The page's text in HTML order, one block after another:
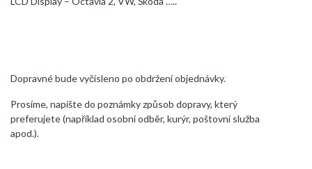
Dopravné bude vyčísleno po obdržení objednávky.
Prosíme, napište do poznámky způsob dopravy, který
preferujete (například osobní odběr, kurýr, poštovní služba
apod.).